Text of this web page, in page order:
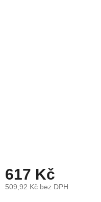
617 Kč
509,92 Kč bez DPH